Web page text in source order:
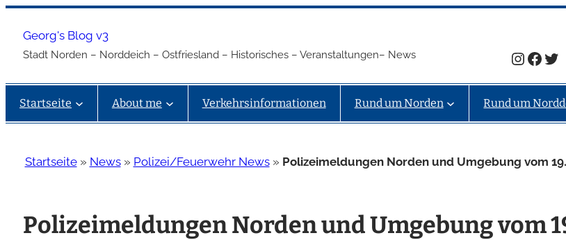
Inhalt
springen
Georg's Blog v3
Stadt Norden – Norddeich – Ostfriesland – Historisches – Veranstaltungen– News InstagramFacebook Twitter
Startseite About me Verkehrsinformationen Rund um Norden Rund um
Startseite» News» Polizei/Feuerwehr News» Polizeimeldungen Norden und Umgebung vom
Polizeimeldungen Norden und Umgebung vom